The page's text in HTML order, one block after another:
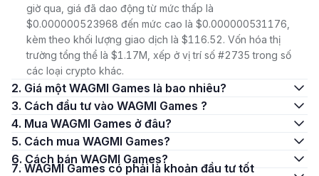
giờ qua, giá đã dao động từ mức thấp là
$0.000000523968 đến mức cao là $0.000000531176,
kèm theo khối lượng giao dịch là $116.52. Vốn hóa thị
trường tổng thể là $1.17M, xếp ở vị trí số #2735 trong số
các loại crypto khác.
2. Giá một WAGMI Games là bao nhiêu?
3. Cách đầu tư vào WAGMI Games ?
4. Mua WAGMI Games ở đâu?
5. Cách mua WAGMI Games?
6. Cách bán WAGMI Games?
7. WAGMI Games có phải là khoản đầu tư tốt